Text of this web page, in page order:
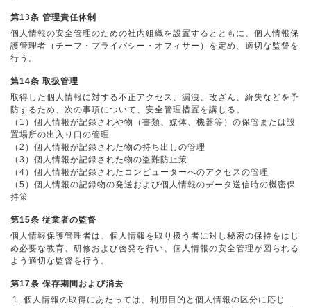
第13条 管理責任体制
個人情報の安全管理のための社内組織を設置するとともに、個人情報保
護管理者（チーフ・プライバシー・オフィサー）を定め、適切な監督を
行う。
第14条 取扱管理
取得した個人情報に対する不正アクセス、漏洩、改ざん、紛失などを予
防するため、次の事項について、安全管理措置を講じる。
（1）個人情報が記録されや物（書類、媒体、機器等）の保管または設
置場所の出入り口の管理
（2）個人情報が記録された物の持ち出しの管理
（3）個人情報が記録された物の盗難防止策
（4）個人情報が記録されたコンピューターへのアクセスの管理
（5）個人情報の記録物の発送および個人情報のデータ送信時の機密保
持策
第15条 従業者の監督
個人情報保護管理者は、個人情報を取り扱う者に対し秘密の保持をはじ
め必要な教育、研修および啓発を行い、個人情報の安全管理が図られる
よう適切な監督を行う。
第17条 保存期間および消去
個人情報の取得にあたっては、利用目的と個人情報の区分に応じ